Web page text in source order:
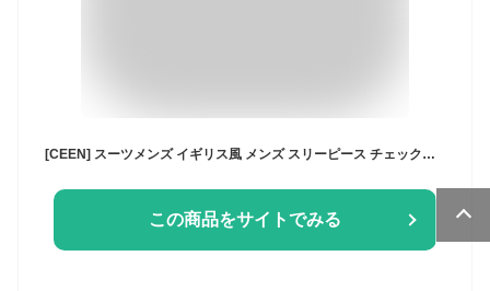
この商品をサイトでみる